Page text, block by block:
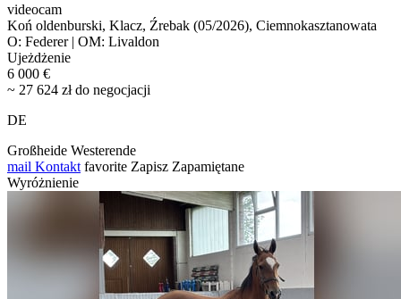
videocam
Koń oldenburski, Klacz, Źrebak (05/2026), Ciemnokasztanowata
O: Federer | OM: Livaldon
Ujeżdżenie
6 000 €
~ 27 624 zł do negocjacji
DE
Großheide Westerende
mail Kontakt favorite Zapisz Zapamiętane
Wyróżnienie